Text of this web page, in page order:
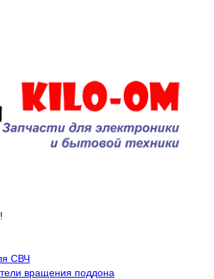
СВЧ
вращения поддона